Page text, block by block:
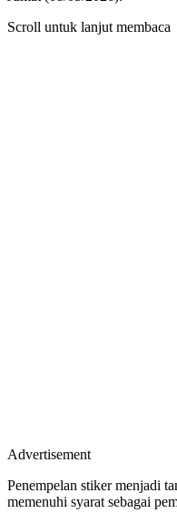
Scroll untuk lanjut membaca
Advertisement
Penempelan stiker menjadi
memenuhi syarat sebagai